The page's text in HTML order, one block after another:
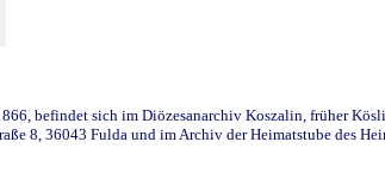
befindet sich im Diözesanarchiv Koszalin, früher
8, 36043 Fulda und im Archiv der Heimatstube des